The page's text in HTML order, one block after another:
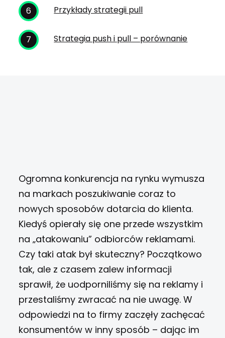
Przykłady strategii pull
Strategia push i pull – porównanie
Ogromna konkurencja na rynku wymusza
na markach poszukiwanie coraz to
nowych sposobów dotarcia do klienta.
Kiedyś opierały się one przede wszystkim
na„atakowaniu” odbiorców reklamami.
Czy taki atak był skuteczny? Początkowo
tak, ale z czasem zalew informacji
sprawił, że uodporniliśmy się na reklamy i
przestaliśmy zwracać na nie uwagę. W
odpowiedzi na to firmy zaczęły zachęcać
konsumentów w inny sposób – dając im